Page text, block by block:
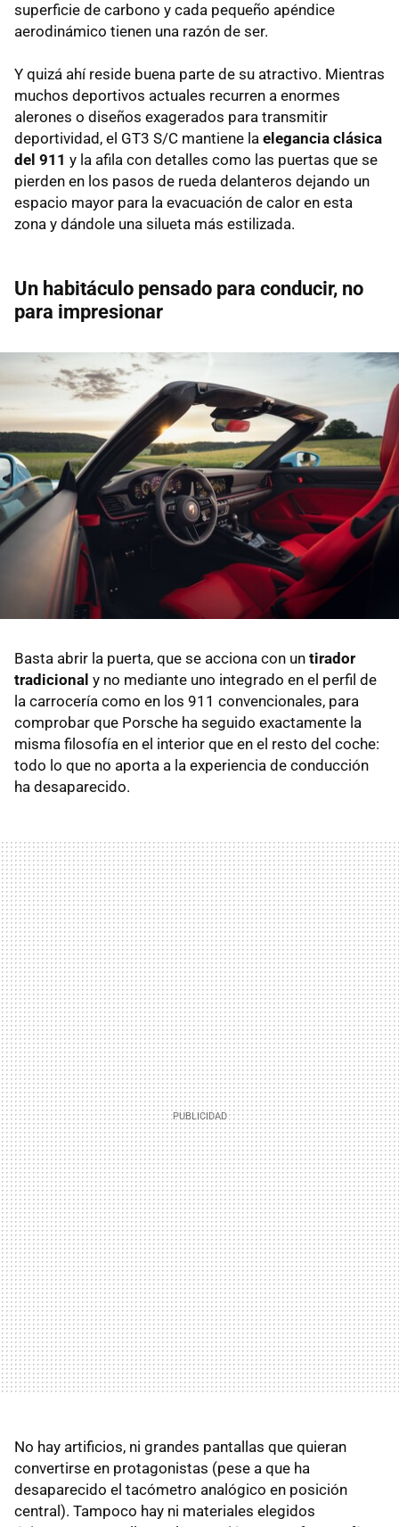
superficie de carbono y cada pequeño apéndice
aerodinámico tienen una razón de ser.
Y quizá ahí reside buena parte de su atractivo. Mientras
muchos deportivos actuales recurren a enormes
alerones o diseños exagerados para transmitir
deportividad, el GT3 S/C mantiene la elegancia clásica
del 911 y la afila con detalles como las puertas que se
pierden en los pasos de rueda delanteros dejando un
espacio mayor para la evacuación de calor en esta
zona y dándole una silueta más estilizada.
Un habitáculo pensado para conducir, no
para impresionar
Basta abrir la puerta, que se acciona con un tirador
tradicional y no mediante uno integrado en el perfil de
la carrocería como en los 911 convencionales, para
comprobar que Porsche ha seguido exactamente la
misma filosofía en el interior que en el resto del coche:
todo lo que no aporta a la experiencia de conducción
ha desaparecido.
No hay artificios, ni grandes pantallas que quieran
convertirse en protagonistas (pese a que ha
desaparecido el tacómetro analógico en posición
central). Tampoco hay ni materiales elegidos